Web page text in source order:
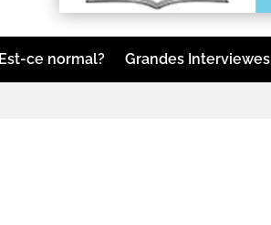
Est-ce normal? Grandes Interviewes